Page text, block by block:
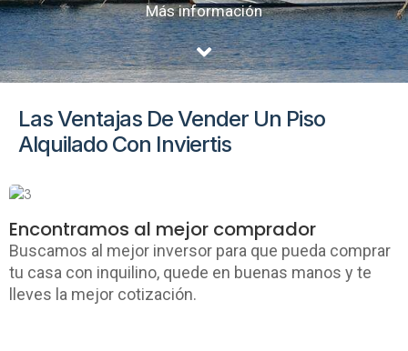
Más información
Las Ventajas De Vender Un Piso
Alquilado Con Inviertis
Encontramos al mejor comprador
Buscamos al mejor inversor para que pueda comprar
tu casa con inquilino, quede en buenas manos y te
lleves la mejor cotización.